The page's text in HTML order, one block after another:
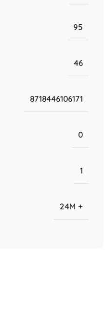
95
46
8718446106171
0
1
24M +